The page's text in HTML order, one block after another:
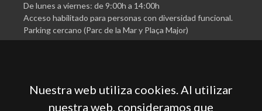
De lunes a viernes: de 9:00h a 14:00h
Acceso habilitado para personas con diversidad funcional.
Parking cercano (Parc de la Mar y Plaça Major)
Nuestra web utiliza cookies. Al utilizar
nuestra web, consideramos que